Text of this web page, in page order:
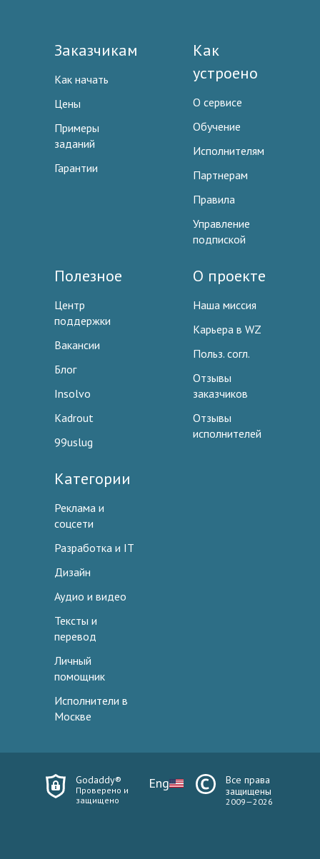
Заказчикам
Как начать
Цены
Примеры
заданий
Гарантии
Как
устроено
О сервисе
Обучение
Исполнителям
Партнерам
Правила
Управление
подпиской
Полезное
Центр
поддержки
Вакансии
Блог
Insolvo
Kadrout
99uslug
О проекте
Наша миссия
Карьера в WZ
Польз. согл.
Отзывы
заказчиков
Отзывы
исполнителей
Категории
Реклама и
соцсети
Разработка и IT
Дизайн
Аудио и видео
Тексты и
перевод
Личный
помощник
Исполнители в
Москве
Godaddy®
Проверено и
защищено
Eng
Все права
защищены
2009—2026